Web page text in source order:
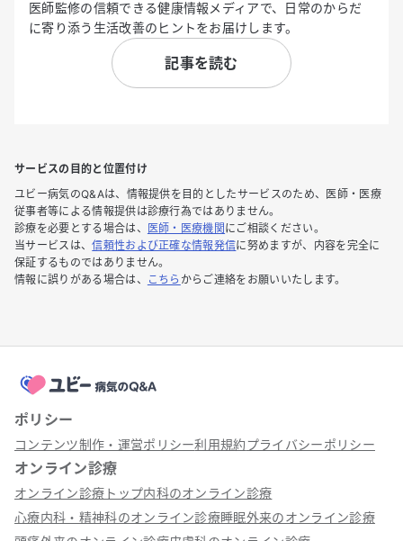
医師監修の信頼できる健康情報メディアで、日常のからだ
に寄り添う生活改善のヒントをお届けします。
記事を読む
サービスの目的と位置付け
ユビー病気のQ&Aは、情報提供を目的としたサービスのため、医師・医療
従事者等による情報提供は診療行為ではありません。
診療を必要とする場合は、
医師・医療機関 にご相談ください。
当サービスは、信頼性および正確な情報発信に努めますが、内容を完全に
保証するものではありません。
情報に誤りがある場合は、
こちら からご連絡をお願いいたします。
ポリシー
コンテンツ制作・運営ポリシー利用規約プライバシーポリシー
オンライン診療
オンライン診療トップ内科のオンライン診療
心療内科・精神科のオンライン診療睡眠外来のオンライン診療